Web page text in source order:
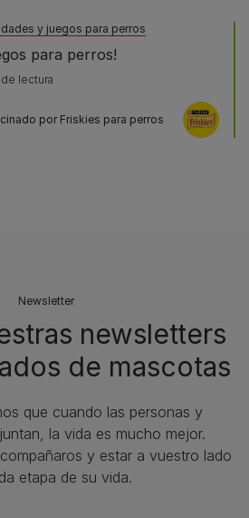
y juegos para perros
para perros!
de lectura
por Friskies para perros
Newsletter
newsletters
de mascotas​
que cuando las personas y
la vida es mucho mejor.
y estar a vuestro lado
etapa de su vida.​